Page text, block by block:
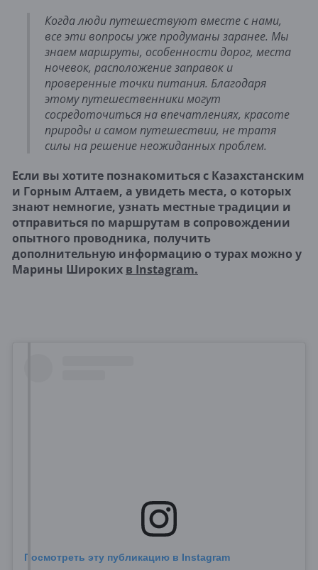
Когда люди путешествуют вместе с нами,
все эти вопросы уже продуманы заранее. Мы
знаем маршруты, особенности дорог, места
ночевок, расположение заправок и
проверенные точки питания. Благодаря
этому путешественники могут
сосредоточиться на впечатлениях, красоте
природы и самом путешествии, не тратя
силы на решение неожиданных проблем.
Если вы хотите познакомиться с Казахстанским
и Горным Алтаем, а увидеть места, о которых
знают немногие, узнать местные традиции и
отправиться по маршрутам в сопровождении
опытного проводника, получить
дополнительную информацию о турах можно у
Марины Широких в Instagram.
Посмотреть эту публикацию в Instagram